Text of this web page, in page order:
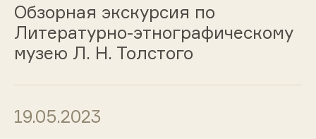
Обзорная экскурсия по
Литературно-этнографическому
музею Л. Н. Толстого
19.05.2023